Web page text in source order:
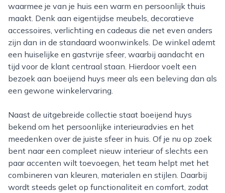
waarmee je van je huis een warm en persoonlijk thuis
maakt. Denk aan eigentijdse meubels, decoratieve
accessoires, verlichting en cadeaus die net even anders
zijn dan in de standaard woonwinkels. De winkel ademt
een huiselijke en gastvrije sfeer, waarbij aandacht en
tijd voor de klant centraal staan. Hierdoor voelt een
bezoek aan boeijend huys meer als een beleving dan als
een gewone winkelervaring.
Naast de uitgebreide collectie staat boeijend huys
bekend om het persoonlijke interieuradvies en het
meedenken over de juiste sfeer in huis. Of je nu op zoek
bent naar een compleet nieuw interieur of slechts een
paar accenten wilt toevoegen, het team helpt met het
combineren van kleuren, materialen en stijlen. Daarbij
wordt steeds gelet op functionaliteit en comfort, zodat